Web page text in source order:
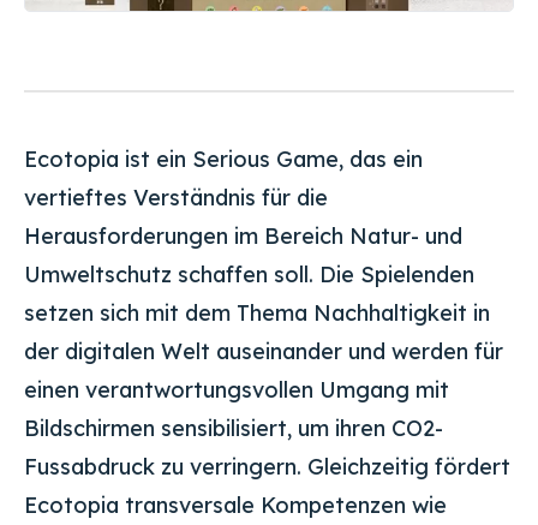
Ecotopia ist ein Serious Game, das ein
vertieftes Verständnis für die
Herausforderungen im Bereich Natur- und
Umweltschutz schaffen soll. Die Spielenden
setzen sich mit dem Thema Nachhaltigkeit in
der digitalen Welt auseinander und werden für
einen verantwortungsvollen Umgang mit
Bildschirmen sensibilisiert, um ihren CO2-
Fussabdruck zu verringern. Gleichzeitig fördert
Ecotopia transversale Kompetenzen wie